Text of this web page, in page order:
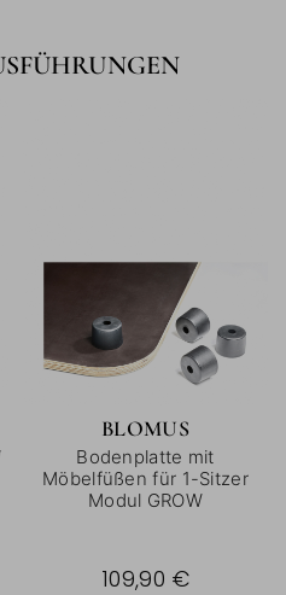
BLOMUS
Bodenplatte mit
Möbelfüßen für 1-Sitzer
Modul GROW
109,90 €